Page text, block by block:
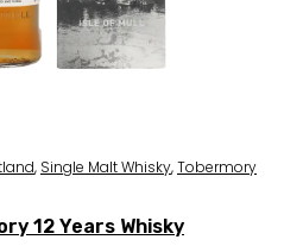
, Single Malt Whisky,Tobermory
12 Years Whisky